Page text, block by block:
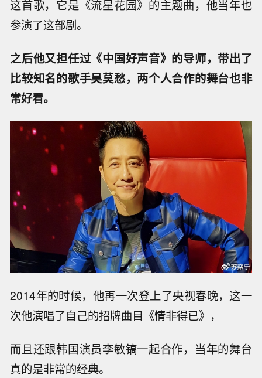
这首歌，它是《流星花园》的主题曲，他当年也
参演了这部剧。
之后他又担任过《中国好声音》的导师，带出了
比较知名的歌手吴莫愁，两个人合作的舞台也非
常好看。
2014年的时候，他再一次登上了央视春晚，这一
次他演唱了自己的招牌曲目《情非得已》，
而且还跟韩国演员李敏镐一起合作，当年的舞台
真的是非常的经典。